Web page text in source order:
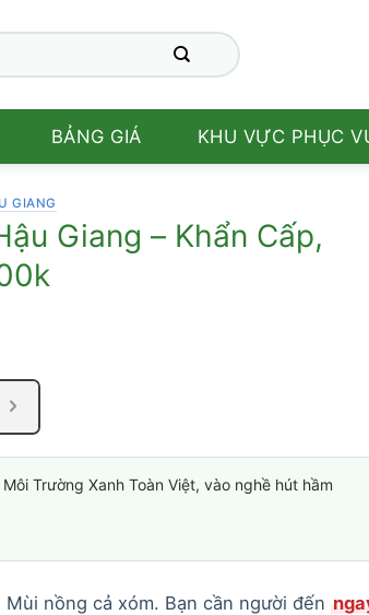
BẢNG GIÁ KHU VỰC PHỤC
GIANG
Giang – Khẩn Cấp,
Trường Xanh Toàn Việt, vào nghề hút hầm
nồng cả xóm. Bạn cần người đến